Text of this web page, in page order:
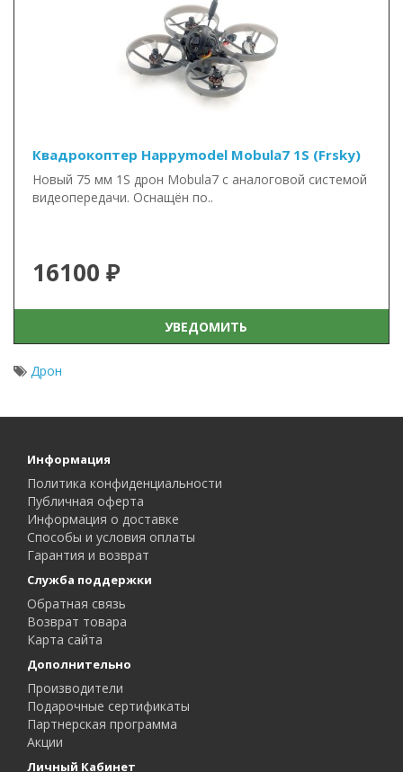
Квадрокоптер Happymodel Mobula7 1S (Frsky)
Новый 75 мм 1S дрон Mobula7 с аналоговой системой
видеопередачи. Оснащён по..
16100 ₽
УВЕДОМИТЬ
Дрон
Информация
Политика конфиденциальности
Публичная оферта
Информация о доставке
Способы и условия оплаты
Гарантия и возврат
Служба поддержки
Обратная связь
Возврат товара
Карта сайта
Дополнительно
Производители
Подарочные сертификаты
Партнерская программа
Акции
Личный Кабинет